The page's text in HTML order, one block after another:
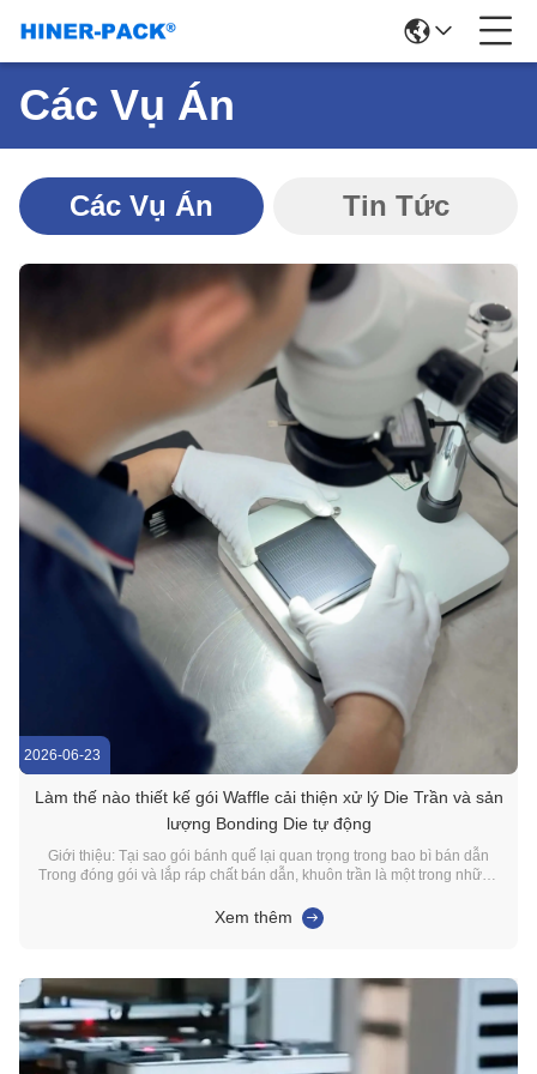
Các Vụ Án
Các Vụ Án Tin Tức
2026-06-23
Làm thế nào thiết kế gói Waffle cải thiện xử lý Die Trần và sản
lượng Bonding Die tự động
Giới thiệu: Tại sao gói bánh quế lại quan trọng trong bao bì bán dẫn
Trong đóng gói và lắp ráp chất bán dẫn, khuôn trần là một trong những
như IC đóng gói, khuôn trần có bề mặt silicon lộ ra, các cạnh dễ vỡ và
các miếng liên k...
Xem thêm